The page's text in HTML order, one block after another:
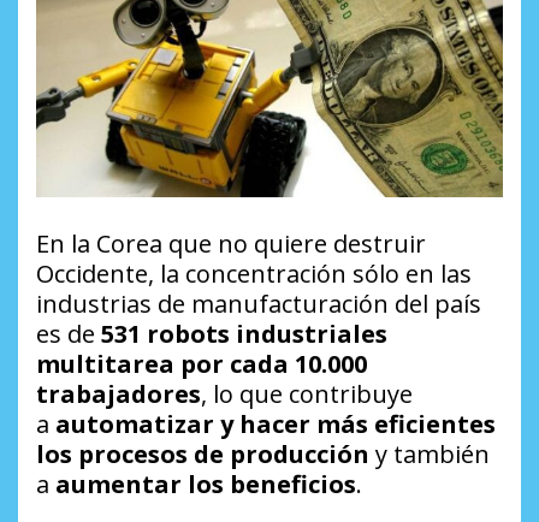
En la Corea que no quiere destruir
Occidente, la concentración sólo en las
industrias de manufacturación del país
es de 531 robots industriales
multitarea por cada 10.000
trabajadores, lo que contribuye
a automatizar y hacer más eficientes
los procesos de producción y también
a aumentar los beneficios.